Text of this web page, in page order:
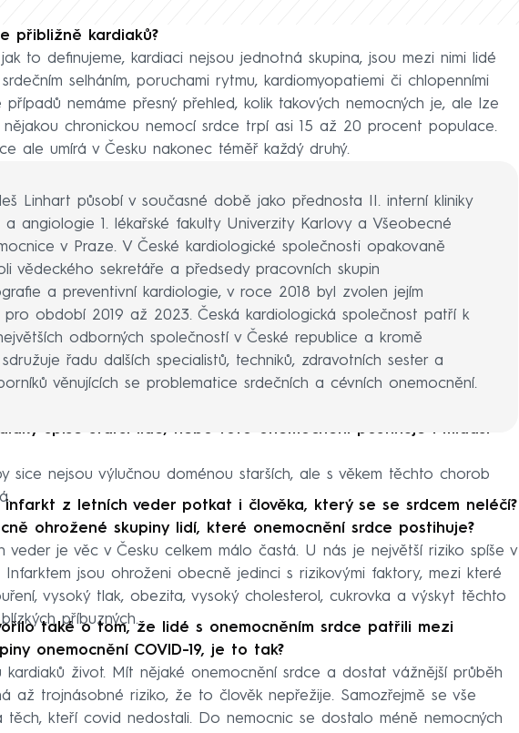
přibližně kardiaků?
to definujeme, kardiaci nejsou jednotná skupina, jsou mezi nimi lidé
selháním, poruchami rytmu, kardiomyopatiemi či chlopenními
případů nemáme přesný přehled, kolik takových nemocných je, ale lze
chronickou nemocí srdce trpí asi 15 až 20 procent populace.
ale umírá v Česku nakonec téměř každý druhý.
Linhart působí v současné době jako přednosta II. interní kliniky
a angiologie 1. lékařské fakulty Univerzity Karlovy a Všeobecné
v Praze. V České kardiologické společnosti opakovaně
vědeckého sekretáře a předsedy pracovních skupin
a preventivní kardiologie, v roce 2018 byl zvolen jejím
pro období 2019 až 2023. Česká kardiologická společnost patří k
odborných společností v České republice a kromě
řadu dalších specialistů, techniků, zdravotních sester a
věnujících se problematice srdečních a cévních onemocnění.
spíše starší lidé, nebo toto onemocnění postihuje i mladší
sice nejsou výlučnou doménou starších, ale s věkem těchto chorob
infarkt z letních veder potkat i člověka, který se se srdcem neléčí?
ohrožené skupiny lidí, které onemocnění srdce postihuje?
veder je věc v Česku celkem málo častá. U nás je největší riziko spíše v
Infarktem jsou ohroženi obecně jedinci s rizikovými faktory, mezi které
vysoký tlak, obezita, vysoký cholesterol, cukrovka a výskyt těchto
příbuzných.
také o tom, že lidé s onemocněním srdce patřili mezi
onemocnění COVID-19, je to tak?
kardiaků život. Mít nějaké onemocnění srdce a dostat vážnější průběh
až trojnásobné riziko, že to člověk nepřežije. Samozřejmě se vše
těch, kteří covid nedostali. Do nemocnic se dostalo méně nemocných